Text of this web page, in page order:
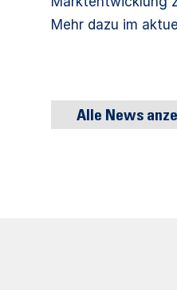
Mehr dazu im
Alle News